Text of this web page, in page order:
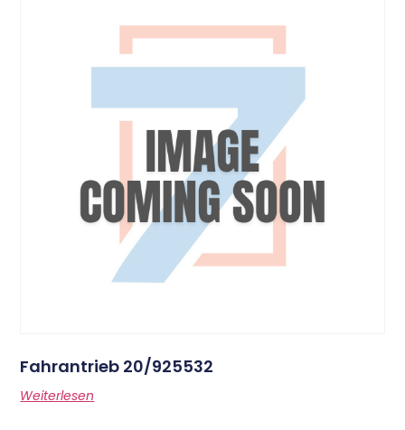
Fahrantrieb 20/925532
Weiterlesen